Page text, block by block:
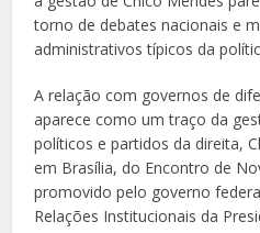
torno de debates nacionais e
administrativos típicos da
A relação com governos de
aparece como um traço da
políticos e partidos da direita,
em Brasília, do Encontro de
promovido pelo governo
Relações Institucionais da